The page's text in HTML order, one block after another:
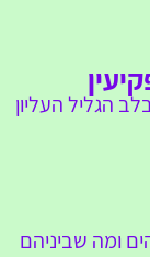
הגליל העליון
ומה שביניהם